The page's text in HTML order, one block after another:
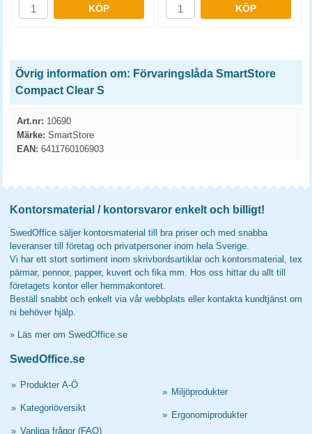
KÖP KÖP
Övrig information om: Förvaringslåda SmartStore
Compact Clear S
Art.nr: 10690
Märke: SmartStore
EAN: 6411760106903
Kontorsmaterial / kontorsvaror enkelt och billigt!
SwedOffice säljer kontorsmaterial till bra priser och med snabba
leveranser till företag och privatpersoner inom hela Sverige.
Vi har ett stort sortiment inom skrivbordsartiklar och kontorsmaterial, tex
pärmar, pennor, papper, kuvert och fika mm. Hos oss hittar du allt till
företagets kontor eller hemmakontoret.
Beställ snabbt och enkelt via vår webbplats eller kontakta kundtjänst om
ni behöver hjälp.
» Läs mer om SwedOffice.se
SwedOffice.se
» Produkter A-Ö
» Kategoriöversikt
» Vanliga frågor (FAQ)
» Miljöprodukter
» Ergonomiprodukter